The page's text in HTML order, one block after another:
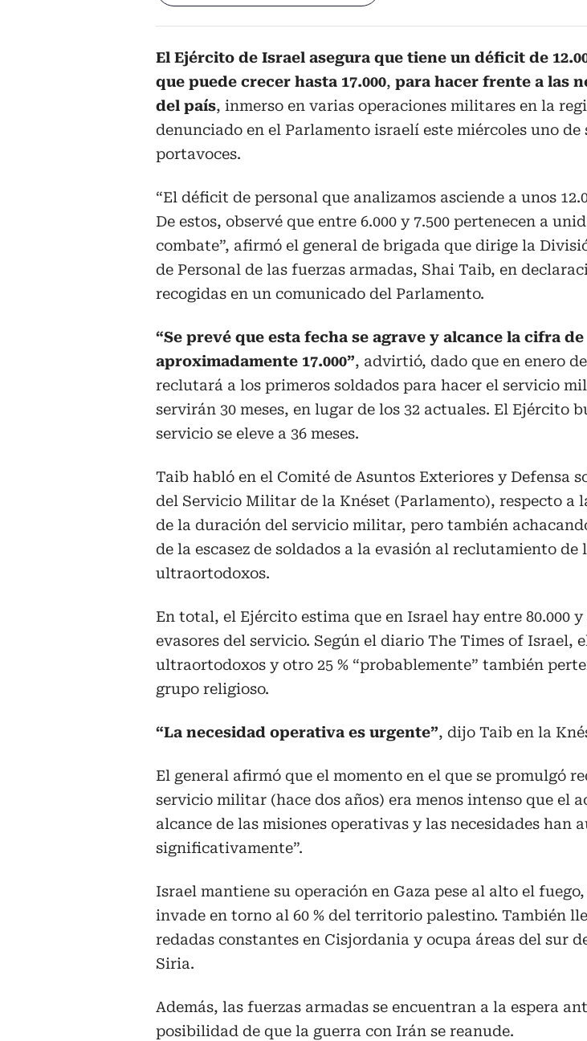
El Ejército de Israel asegura que tiene un déficit de
que puede crecer hasta 17.000, para hacer frente a las
del país, inmerso en varias operaciones militares en la
denunciado en el Parlamento israelí este miércoles uno de
portavoces.
“El déficit de personal que analizamos asciende a unos
De estos, observé que entre 6.000 y 7.500 pertenecen a
combate”, afirmó el general de brigada que dirige la
de Personal de las fuerzas armadas, Shai Taib, en
recogidas en un comunicado del Parlamento.
“Se prevé que esta fecha se agrave y alcance la cifra de
aproximadamente 17.000”, advirtió, dado que en enero de
reclutará a los primeros soldados para hacer el servicio
servirán 30 meses, en lugar de los 32 actuales. El Ejército
servicio se eleve a 36 meses.
Taib habló en el Comité de Asuntos Exteriores y Defensa
del Servicio Militar de la Knéset (Parlamento), respecto a
de la duración del servicio militar, pero también
de la escasez de soldados a la evasión al reclutamiento de
ultraortodoxos.
En total, el Ejército estima que en Israel hay entre 80.000 y
evasores del servicio. Según el diario The Times of Israel,
ultraortodoxos y otro 25 % “probablemente” también
grupo religioso.
“La necesidad operativa es urgente”, dijo Taib en la
El general afirmó que el momento en el que se promulgó
servicio militar (hace dos años) era menos intenso que el
alcance de las misiones operativas y las necesidades han
significativamente”.
Israel mantiene su operación en Gaza pese al alto el
invade en torno al 60 % del territorio palestino. También
redadas constantes en Cisjordania y ocupa áreas del sur
Siria.
Además, las fuerzas armadas se encuentran a la espera
posibilidad de que la guerra con Irán se reanude.